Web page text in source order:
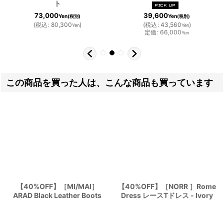
ト
73,000Yen(税別)
(税込 : 80,300Yen)
39,600Yen(税別)
(税込 : 43,560Yen)
定価 : 66,000Yen
この商品を買った人は、こんな商品も買っています
【40%OFF】［MI/MAI］
ARAD Black Leather Boots
【40%OFF】［NORR ］Rome
Dress レースTドレス - Ivory